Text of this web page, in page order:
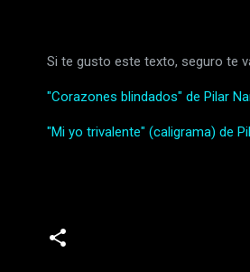
Si te gusto este texto, seguro te
"Corazones blindados" de Pilar
"Mi yo trivalente" (caligrama) de